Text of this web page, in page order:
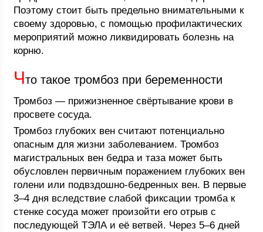
Поэтому стоит быть предельно внимательными к
своему здоровью, с помощью профилактических
мероприятий можно ликвидировать болезнь на
корню.
Что такое тромбоз при беременности
Тромбоз — прижизненное свёртывание крови в
просвете сосуда.
Тромбоз глубоких вен считают потенциально
опасным для жизни заболеванием. Тромбоз
магистральных вен бедра и таза может быть
обусловлен первичным поражением глубоких вен
голени или подвздошно-бедренных вен. В первые
3–4 дня вследствие слабой фиксации тромба к
стенке сосуда может произойти его отрыв с
последующей ТЭЛА и её ветвей. Через 5–6 дней